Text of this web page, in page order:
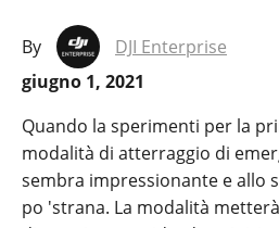
By
DJI Enterprise
giugno 1, 2021
Quando la sperimenti per la
modalità di atterraggio di
sembra impressionante e allo
po 'strana. La modalità